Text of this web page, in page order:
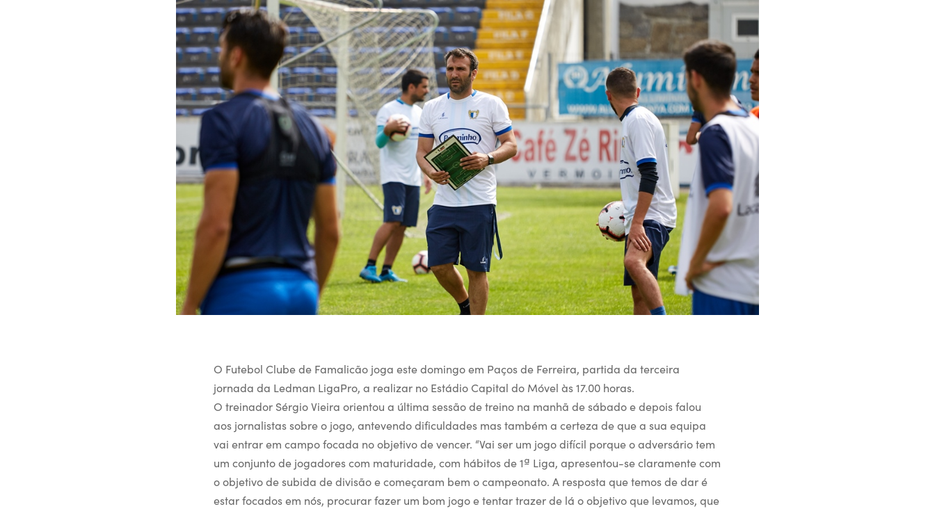
O Futebol Clube de Famalicão joga este domingo em Paços de Ferreira, partida da terceira
jornada da Ledman LigaPro, a realizar no Estádio Capital do Móvel às 17.00 horas.
O treinador Sérgio Vieira orientou a última sessão de treino na manhã de sábado e depois falou
aos jornalistas sobre o jogo, antevendo dificuldades mas também a certeza de que a sua equipa
vai entrar em campo focada no objetivo de vencer. “Vai ser um jogo difícil porque o adversário tem
um conjunto de jogadores com maturidade, com hábitos de 1ª Liga, apresentou-se claramente com
o objetivo de subida de divisão e começaram bem o campeonato. A resposta que temos de dar é
estar focados em nós, procurar fazer um bom jogo e tentar trazer de lá o objetivo que levamos, que